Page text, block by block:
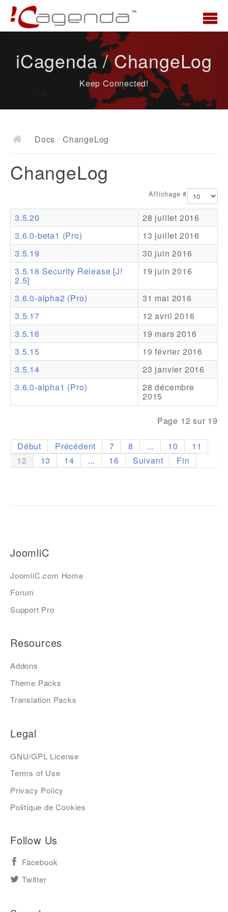
News
Docs
Documentation
Ressources
Addons
Theme Packs
Translation Packs
Support
Forum
iCagenda / ChangeLog
Keep Connected!
Docs / ChangeLog
ChangeLog
Affichage #
3.5.20
28 juillet 2016
3.6.0-beta1 (Pro)
13 juillet 2016
3.5.19
30 juin 2016
3.5.18 Security Release [J!
2.5]
19 juin 2016
3.6.0-alpha2 (Pro)
31 mai 2016
3.5.17
12 avril 2016
3.5.16
19 mars 2016
3.5.15
19 février 2016
3.5.14
23 janvier 2016
3.6.0-alpha1 (Pro)
28 décembre
2015
Page 12 sur 19
Début Précédent 7 8 ... 10
11
12
13 14 ... 16 Suivant Fin
JoomliC
JoomliC.com Home
Forum
Support Pro
Resources
Addons
Theme Packs
Translation Packs
Legal
GNU/GPL License
Terms of Use
Privacy Policy
Politique de Cookies
Follow Us
Facebook
Twitter